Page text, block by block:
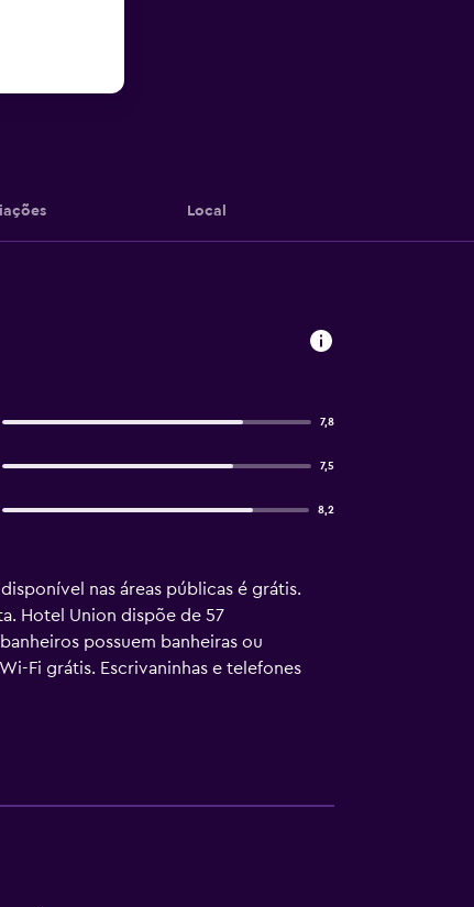
Local
7,8
7,5
8,2
nas áreas públicas é grátis.
Hotel Union dispõe de 57
possuem banheiras ou
Fi grátis. Escrivaninhas e telefones
O serviço de limpeza é fornecido
e poderá haver cobrança de taxa.